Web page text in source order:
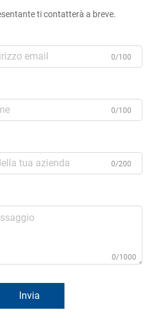
ti contatterà a breve.
0/100
0/100
0/200
0/1000
Invia